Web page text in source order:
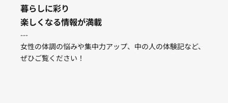
暮らしに彩り
楽しくなる情報が満載
---
女性の体調の悩みや集中力アップ、中の人の体験記など、
ぜひご覧ください！